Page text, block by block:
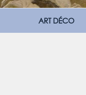
ART DÉCO